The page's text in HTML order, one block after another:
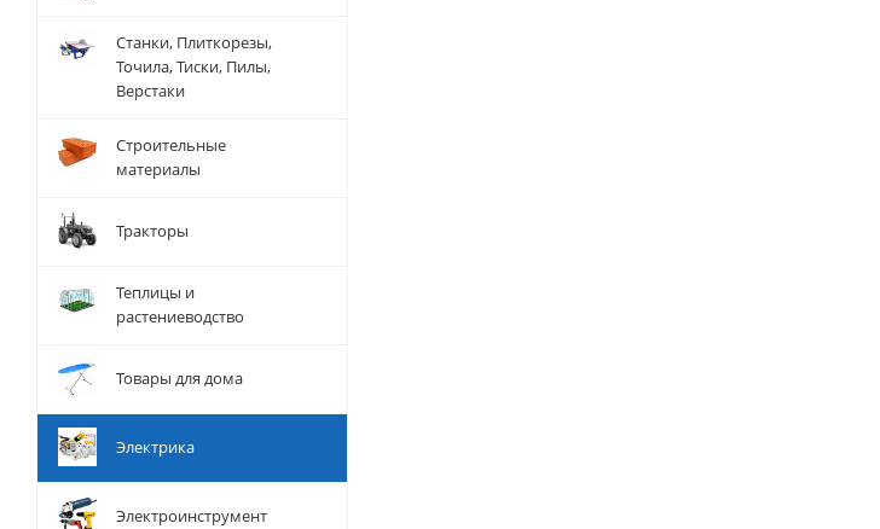
Станки, Плиткорезы,
Точила, Тиски, Пилы,
Верстаки
Строительные
материалы
Тракторы
Теплицы и
растениеводство
Товары для дома
Электрика
Электроинструмент